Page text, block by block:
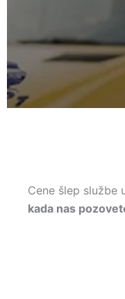
Cene šlep službe
kada nas